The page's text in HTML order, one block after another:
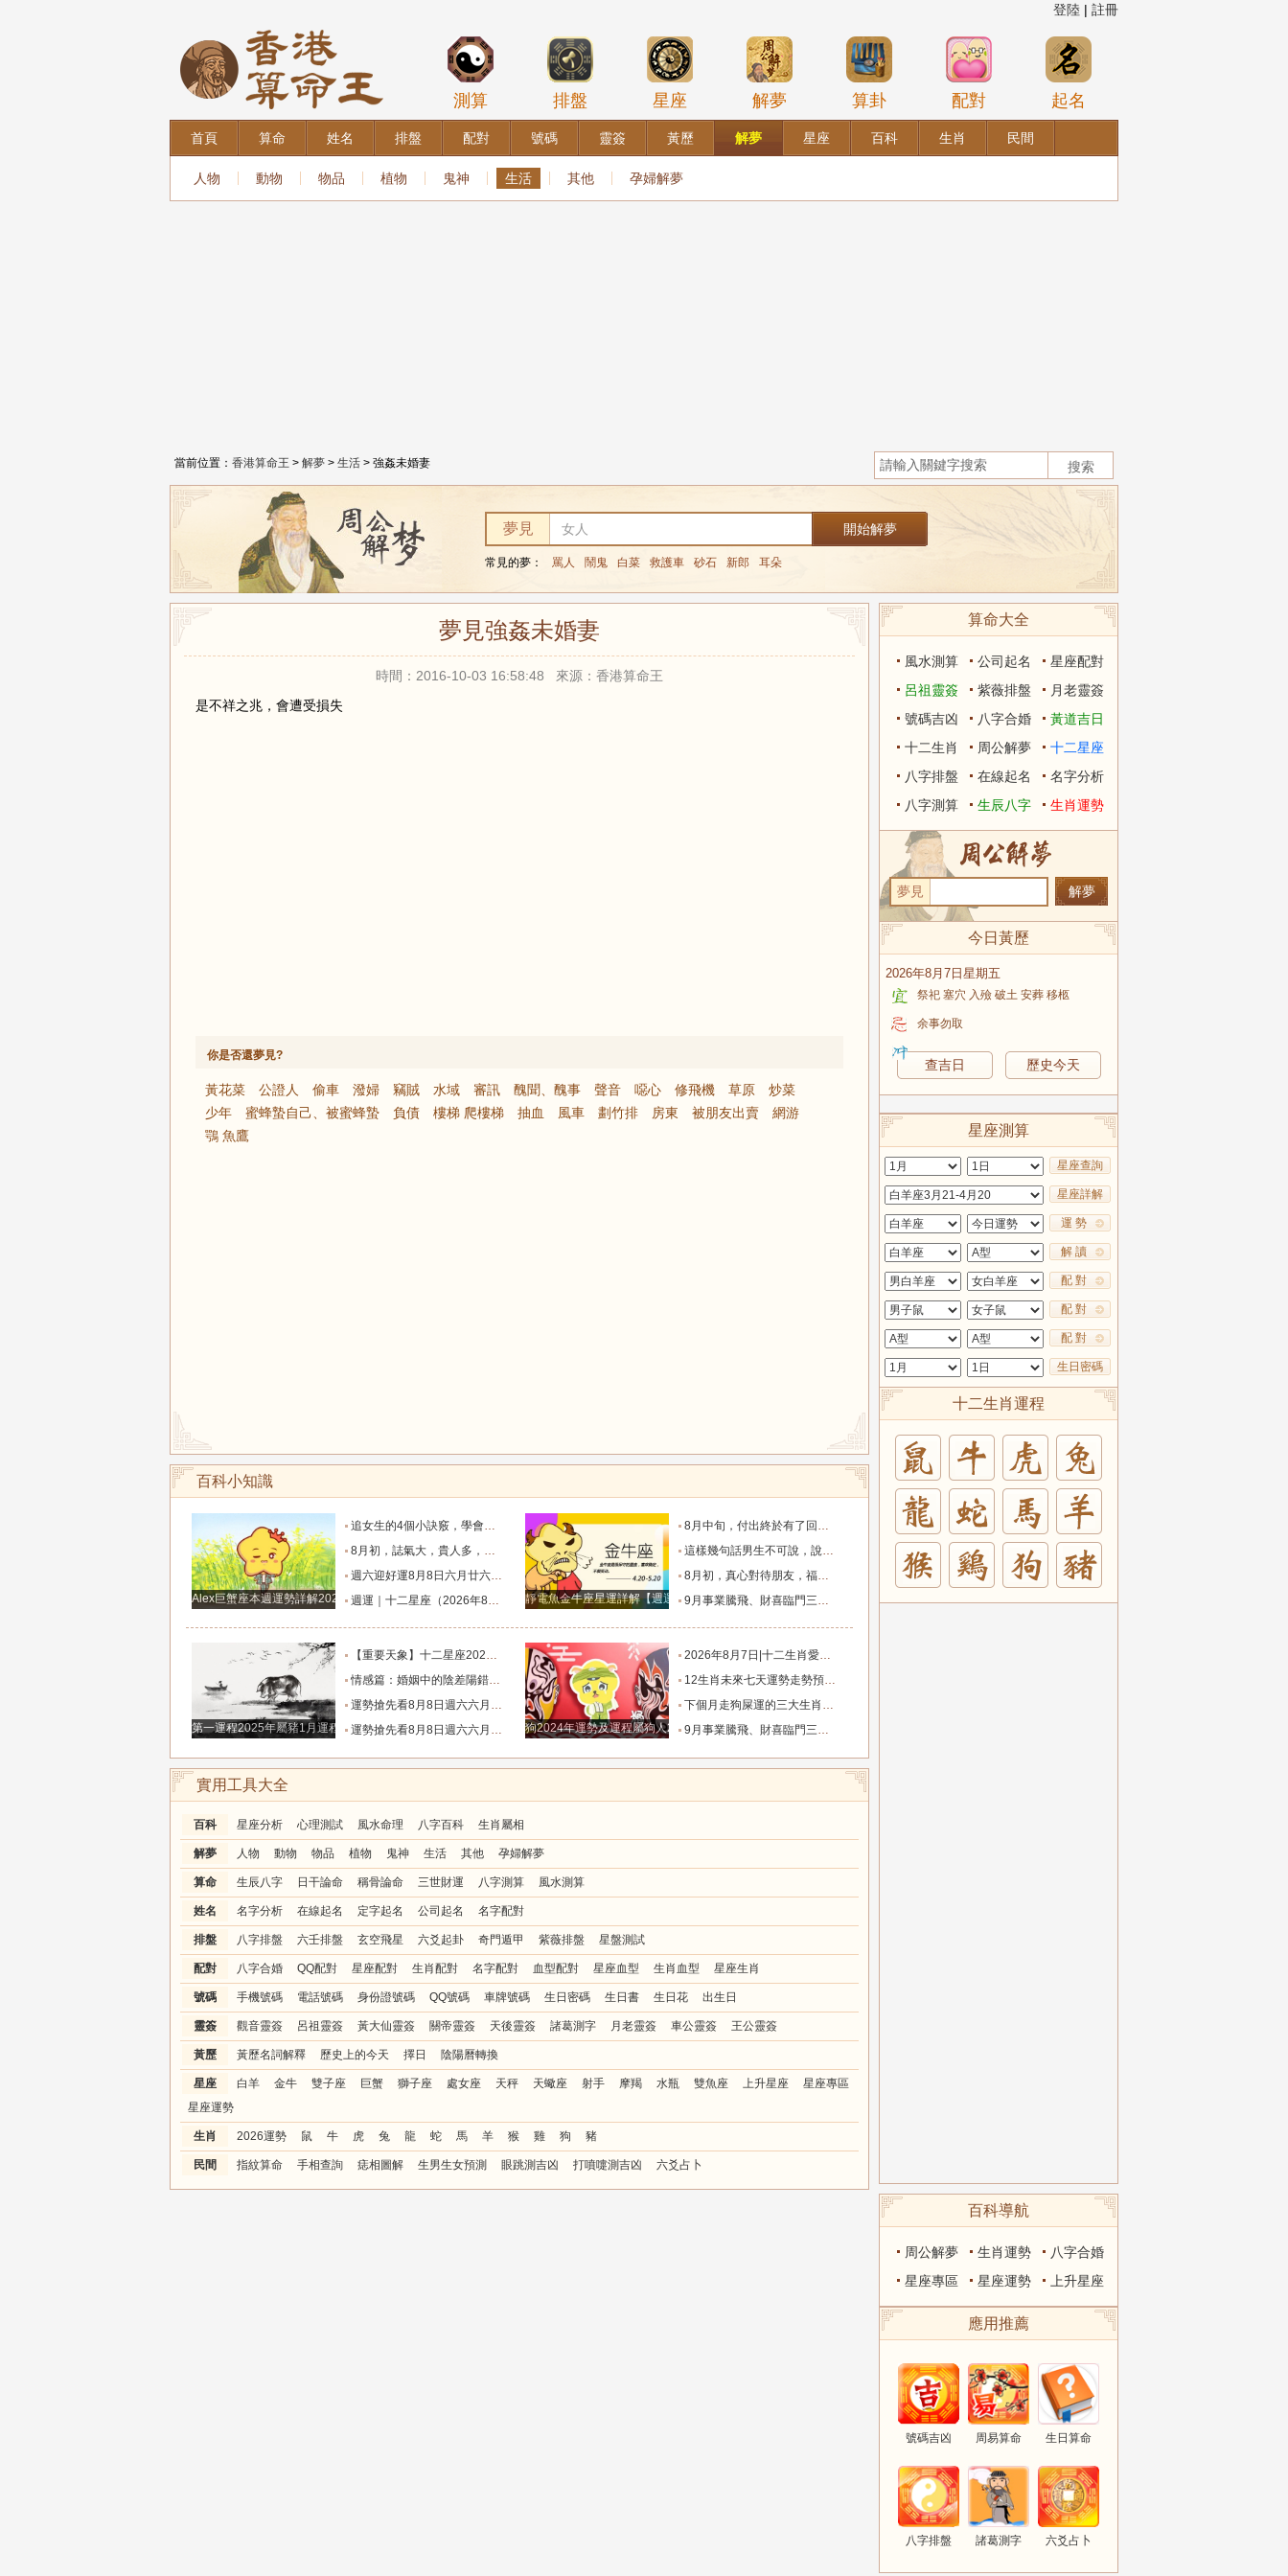
登陸 | 註冊
測算 排盤 星座 解夢 算卦 配對 起名
首頁 算命 姓名 排盤 配對 號碼 靈簽 黃歷 解夢 星座 百科 生肖 民間
人物 動物 物品 植物 鬼神 生活 其他 孕婦解夢
當前位置： 香港算命王 > 解夢 > 生活 > 強姦未婚妻
夢見
常見的夢： 罵人 鬧鬼 白菜 救護車 砂石 新郎 耳朵
夢見強姦未婚妻
時間：2016-10-03 16:58:48 來源：香港算命王
是不祥之兆，會遭受損失
你是否還夢見?
黃花菜 公證人 偷車 潑婦 竊賊 水域 審訊 醜聞、醜事 聲音 噁心 修飛機 草原
炒菜
少年
蜜蜂蟄自己、被蜜蜂蟄 負債 樓梯 爬樓梯 抽血 風車 劃竹排 房東 被朋友出賣
網游
鶚 魚鷹
百科小知識
Alex巨蟹座本週運勢詳解2024.12.23-12.29
追女生的4個小訣竅，學會以後輕鬆脫單！_過程_星座_異性
8月初，誌氣大，貴人多，家庭和事業雙豐收的四個星座_人生道路_方面_星象
週六迎好運8月8日六月廿六，吉利的屬相有哪些？_合作_金氣漸_投資
週運｜十二星座（2026年8月10日～8月16日）一週運勢解析_工作時_伴侶_生活
靜電魚金牛座星運詳解【週運2024年12月9日-12月15日】
8月中旬，付出終於有了回報的三個星座，日子一天天好起來_那件_時間_結果
這樣幾句話男生不可說，說了女朋友要分手！_女生_星座_話語
8月初，真心對待朋友，福氣不缺，事業和生意蒸蒸日上的四個星座_合作中_金牛座_雙子座
9月事業騰飛、財喜臨門三大星座_九月_財運_機會
第一運程2025年屬豬1月運程解析
【重要天象】十二星座2026年8月7號運勢：金星移位，狀態提升_事業_綜合_幸運
情感篇：婚姻中的陰差陽錯_小雅_林曉_生活
運勢搶先看8月8日週六六月廿六大勢宜忌與行動指南_易有_時間_波折
運勢搶先看8月8日週六六月廿六大勢宜忌與行動指南_易有_時間_波折
狗2024年運勢及運程屬狗人2024運勢好嗎
2026年8月7日|十二生肖愛情好運榜_感情_情緒_對方
12生肖未來七天運勢走勢預報（2026年8月4日-8月10日）_池池_感情_事業
下個月走狗屎運的三大生肖，出門遇財神，步步高升，紫氣盈門，喜事連連！_龍的_運氣_時候
9月事業騰飛、財喜臨門三大星座_九月_財運_機會
實用工具大全
百科 星座分析 心理測試 風水命理 八字百科 生肖屬相
解夢 人物 動物 物品 植物 鬼神 生活 其他 孕婦解夢
算命 生辰八字 日干論命 稱骨論命 三世財運 八字測算 風水測算
姓名 名字分析 在線起名 定字起名 公司起名 名字配對
排盤 八字排盤 六壬排盤 玄空飛星 六爻起卦 奇門遁甲 紫薇排盤 星盤測試
配對 八字合婚 QQ配對 星座配對 生肖配對 名字配對 血型配對 星座血型 生肖血型 星座生肖
號碼 手機號碼 電話號碼 身份證號碼 QQ號碼 車牌號碼 生日密碼 生日書 生日花 出生日
靈簽 觀音靈簽 呂祖靈簽 黃大仙靈簽 關帝靈簽 天後靈簽 諸葛測字 月老靈簽 車公靈簽 王公靈簽
黃歷 黃歷名詞解釋 歷史上的今天 擇日 陰陽曆轉換
星座 白羊 金牛 雙子座 巨蟹 獅子座 處女座 天秤 天蠍座 射手 摩羯 水瓶 雙魚座 上升星座
星座專區
星座運勢
生肖 2026運勢 鼠 牛 虎 兔 龍 蛇 馬 羊 猴 雞 狗 豬
民間 指紋算命 手相查詢 痣相圖解 生男生女預測 眼跳測吉凶 打噴嚏測吉凶 六爻占卜
算命大全
風水測算 公司起名
星座配對
呂祖靈簽
紫薇排盤
月老靈簽
號碼吉凶
八字合婚
黃道吉日
十二生肖
周公解夢
十二星座
八字排盤
在線起名
名字分析
八字測算
生辰八字 生肖運勢
夢見
今日黃歷
2026年8月7日星期五
祭祀 塞穴 入殮 破土 安葬 移柩
余事勿取
查吉日 歷史今天
星座測算
星座查詢
星座詳解
運 勢
解 讀
配 對
配 對
配 對
生日密碼
十二生肖運程
兔
龍 蛇 馬 羊
猴 雞 狗
百科導航
周公解夢 生肖運勢
八字合婚
星座專區
星座運勢 上升星座
應用推薦
號碼吉凶 周易算命 生日算命
八字排盤 諸葛測字 六爻占卜